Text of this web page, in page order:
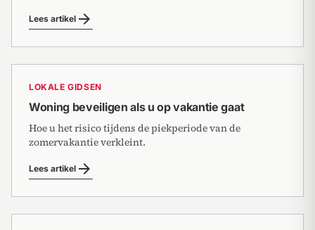
Lees artikel arrow_forward
LOKALE GIDSEN
Woning beveiligen als u op vakantie gaat
Hoe u het risico tijdens de piekperiode van de
zomervakantie verkleint.
Lees artikel arrow_forward